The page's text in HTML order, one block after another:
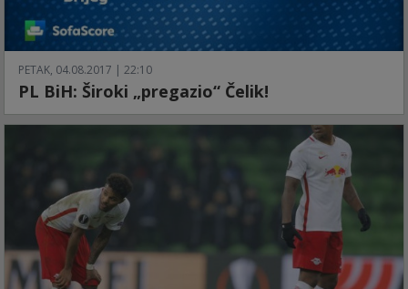
PETAK, 04.08.2017 | 22:10
PL BiH: Široki „pregazio“ Čelik!